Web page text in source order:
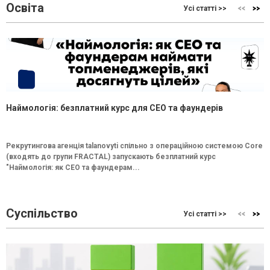
Освіта Усі статті >>
Наймологія: безплатний курс для CEO та фаундерів
Рекрутингова агенція talanovyti спільно з операційною системою Core
(входять до групи FRACTAL) запускають безплатний курс
"Наймологія: як СEO та фаундерам...
Суспільство Усі статті >>